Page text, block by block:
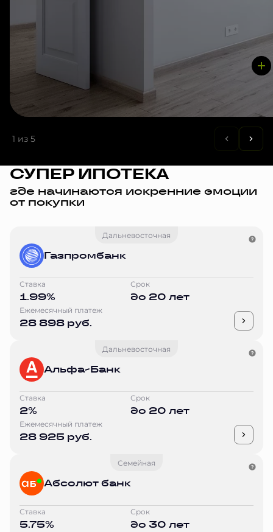
1 из 5
СУПЕР ИПОТЕКА
где начинаются искренние эмоции
от покупки
Дальневосточная
Газпромбанк
Ставка
1.99%
Срок
до 20 лет
Ежемесячный платеж
28 898 руб.
Дальневосточная
Альфа-Банк
Ставка
2%
Срок
до 20 лет
Ежемесячный платеж
28 925 руб.
Семейная
Абсолют банк
Ставка
5.75%
Срок
до 30 лет